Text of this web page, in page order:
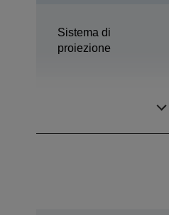
Sistema di
proiezione